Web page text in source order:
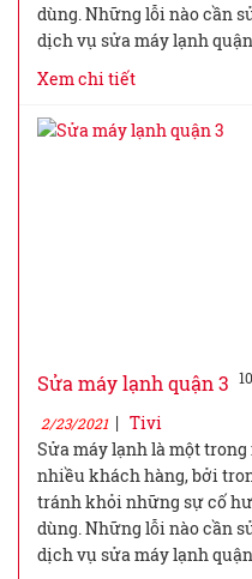
dùng. Những lỗi nào cần
dịch vụ sửa máy lạnh
Xem chi tiết
Sửa máy lạnh quận 3
2/23/2021| Tivi
Sửa máy lạnh là một
nhiều khách hàng, bởi
tránh khỏi những sự cố
dùng. Những lỗi nào cần
dịch vụ sửa máy lạnh